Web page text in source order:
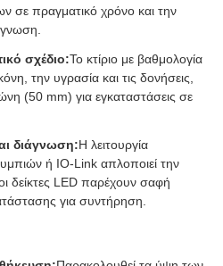
σε πραγματικό χρόνο και την
σχέδιο:Το κτίριο με βαθμολογία
την υγρασία και τις δονήσεις,
(50 mm) για εγκαταστάσεις σε
διάγνωση:Η λειτουργία
ή IO-Link απλοποιεί την
δείκτες LED παρέχουν σαφή
για συντήρηση.